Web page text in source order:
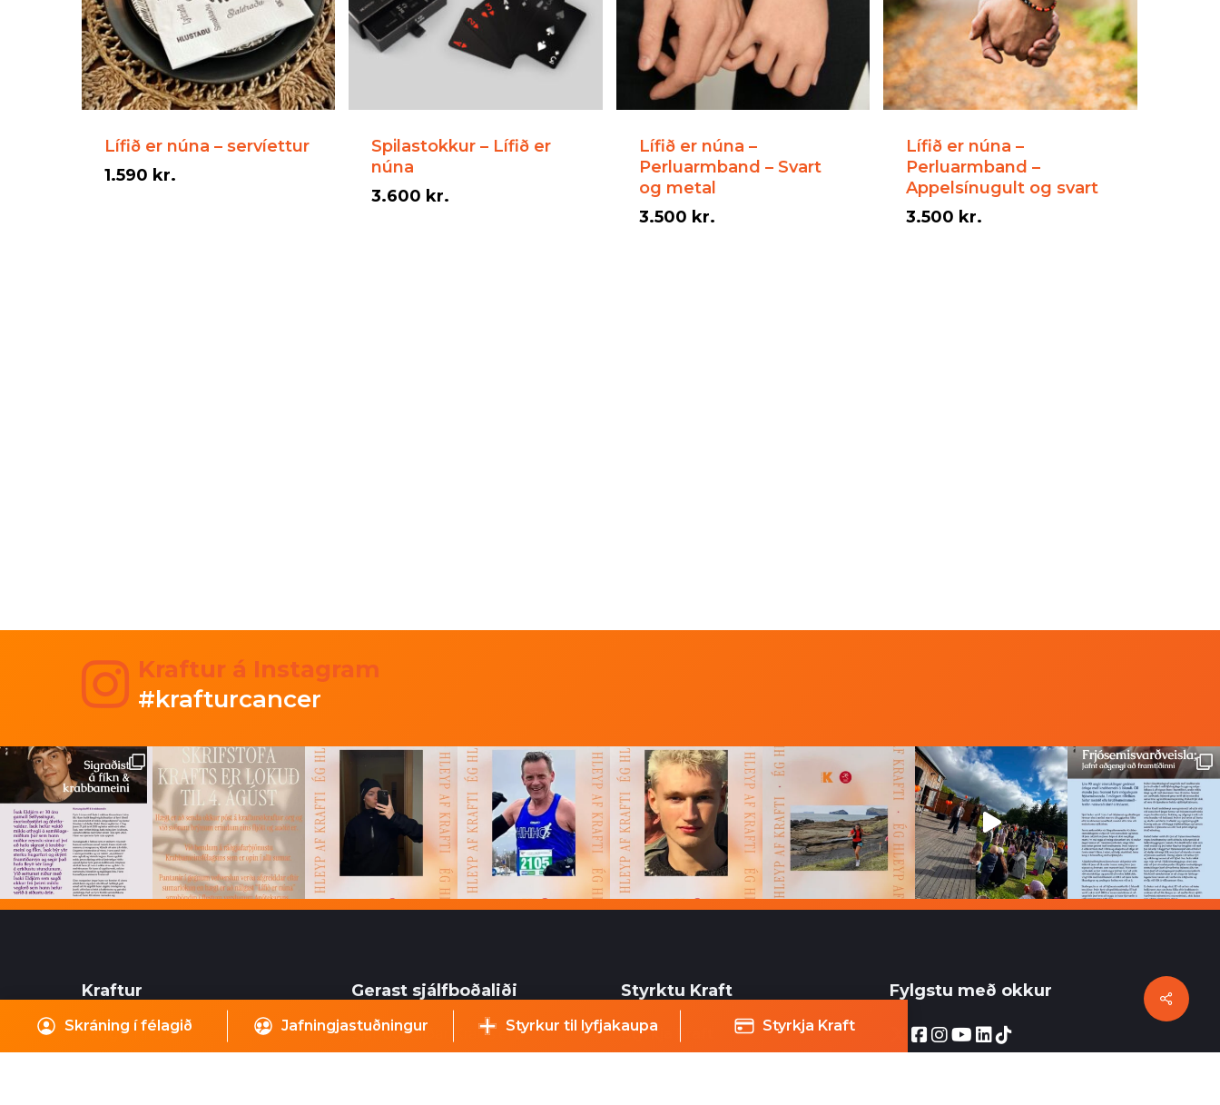
Lífið er núna – servíettur
1.590 kr.
Spilastokkur – Lífið er
núna
3.600 kr.
Lífið er núna –
Perluarmband – Svart
og metal
3.500 kr.
Lífið er núna –
Perluarmband –
Appelsínugult og svart
3.500 kr.
Share
Kraftur á Instagram
#krafturcancer
Kraftur
Skógarhlíð 8
Gerast sjálfboðaliði
Sjálfboðaliðar Krafts eru
Styrktu Kraft
Styrkja Kraft
Fylgstu með okkur
Skráning í félagið Jafningjastuðningur Styrkur til lyfjakaupa Styrkja Kraft